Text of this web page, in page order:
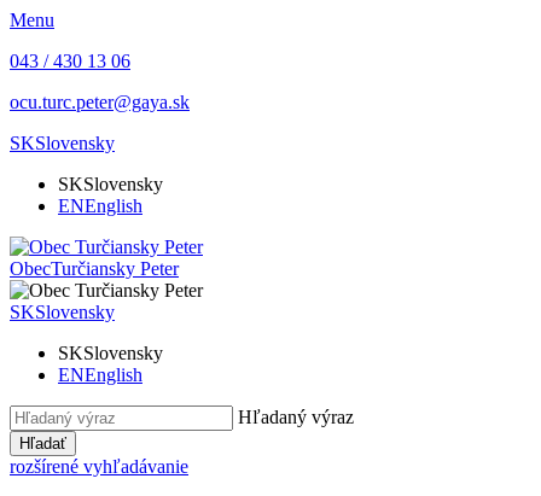
Menu
043 / 430 13 06
ocu.turc.peter@gaya.sk
SKSlovensky
SKSlovensky
ENEnglish
ObecTurčiansky Peter
SKSlovensky
SKSlovensky
ENEnglish
Hľadaný výraz
Hľadať
rozšírené vyhľadávanie